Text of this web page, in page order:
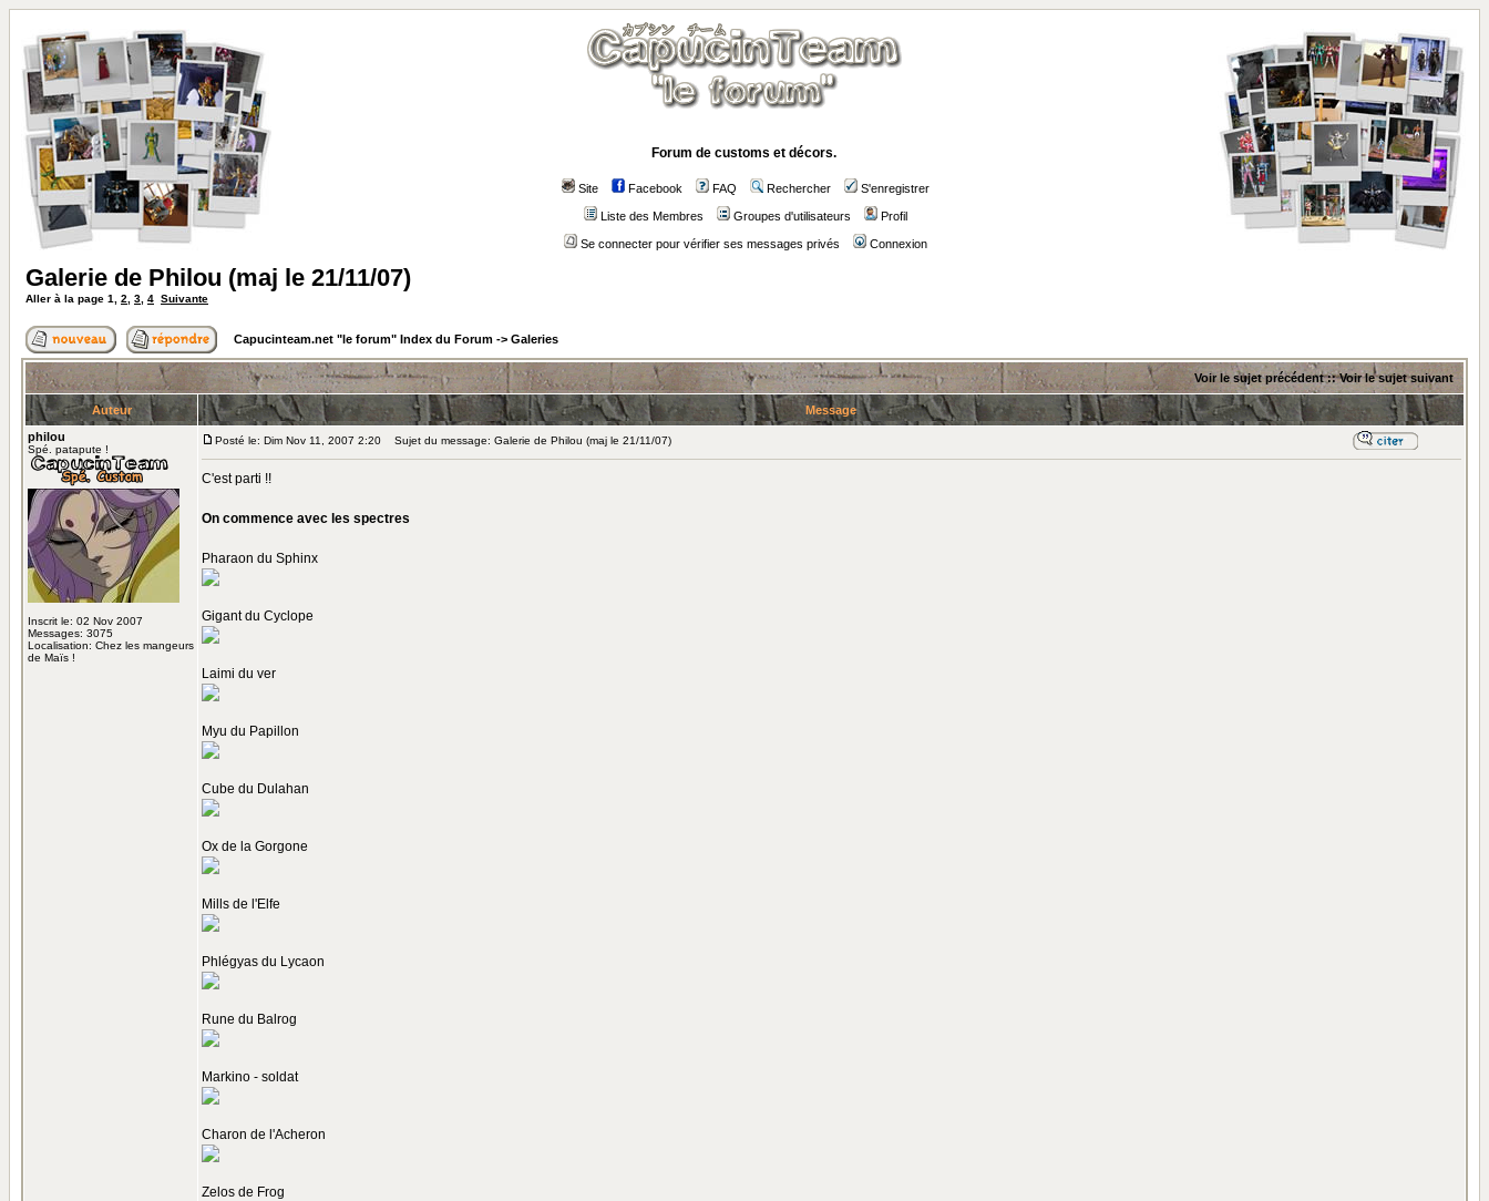
Forum de customs et décors.
Site Facebook FAQ Rechercher S'enregistrer
Liste des Membres Groupes d'utilisateurs Profil
Se connecter pour vérifier ses messages privés Connexion
Galerie de Philou (maj le 21/11/07)
Aller à la page 1 2 3 4 Suivante
Capucinteam.net "le forum" Index du Forum -> Galeries
Voir le sujet précédent::Voir le sujet suivant
Auteur
Message
philou
Spé. patapute !
Inscrit le: 02 Nov 2007
Messages: 3075
Localisation: Chez les mangeurs
de Maïs !
Posté le: Dim Nov 11, 2007 2:20 Sujet du message: Galerie de Philou (maj le 21/11/07)
C'est parti !!
On commence avec les spectres
Pharaon du Sphinx
Gigant du Cyclope
Laimi du ver
Myu du Papillon
Cube du Dulahan
Ox de la Gorgone
Mills de l'Elfe
Phlégyas du Lycaon
Rune du Balrog
Markino - soldat
Charon de l'Acheron
Zelos de Frog